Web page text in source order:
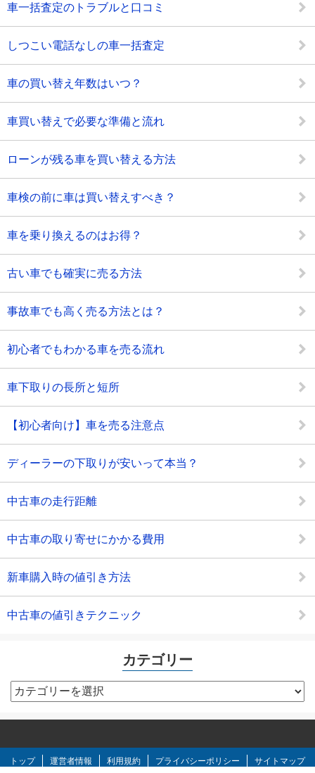
車一括査定のトラブルと口コミ
しつこい電話なしの車一括査定
車の買い替え年数はいつ？
車買い替えで必要な準備と流れ
ローンが残る車を買い替える方法
車検の前に車は買い替えすべき？
車を乗り換えるのはお得？
古い車でも確実に売る方法
事故車でも高く売る方法とは？
初心者でもわかる車を売る流れ
車下取りの長所と短所
【初心者向け】車を売る注意点
ディーラーの下取りが安いって本当？
中古車の走行距離
中古車の取り寄せにかかる費用
新車購入時の値引き方法
中古車の値引きテクニック
カテゴリー
カ
テ
ゴ
ートップ 運営者情報 利用規約 プライバシーポリシー
サイトマップ